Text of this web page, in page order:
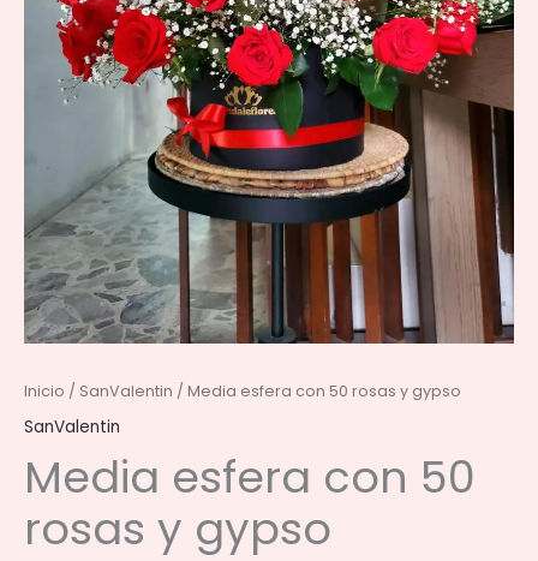
Inicio / SanValentin / Media esfera con 50 rosas y gypso
SanValentin
Media esfera con 50
rosas y gypso